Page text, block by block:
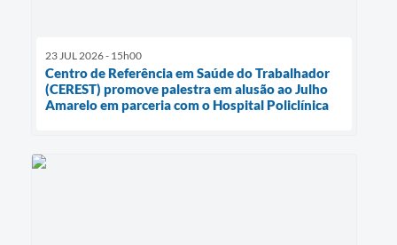
23 JUL 2026 - 15h00
Centro de Referência em Saúde do Trabalhador
(CEREST) promove palestra em alusão ao Julho
Amarelo em parceria com o Hospital Policlínica